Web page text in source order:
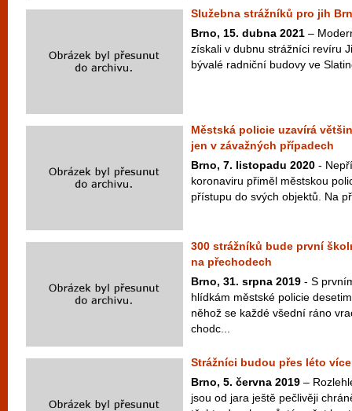
Služebna strážníků pro jih
Brno, 15. dubna 2021 –
získali v dubnu strážníci revíru
bývalé radniční budovy ve
Městská policie uzavírá
jen v závažných případech
Brno, 7. listopadu 2020 -
koronaviru přiměl městskou
přístupu do svých objektů. Na
300 strážníků bude první
na přechodech
Brno, 31. srpna 2019 - S
hlídkám městské policie
něhož se každé všední ráno
chodc...
Strážníci budou přes léto
Brno, 5. června 2019 –
jsou od jara ještě pečlivěji